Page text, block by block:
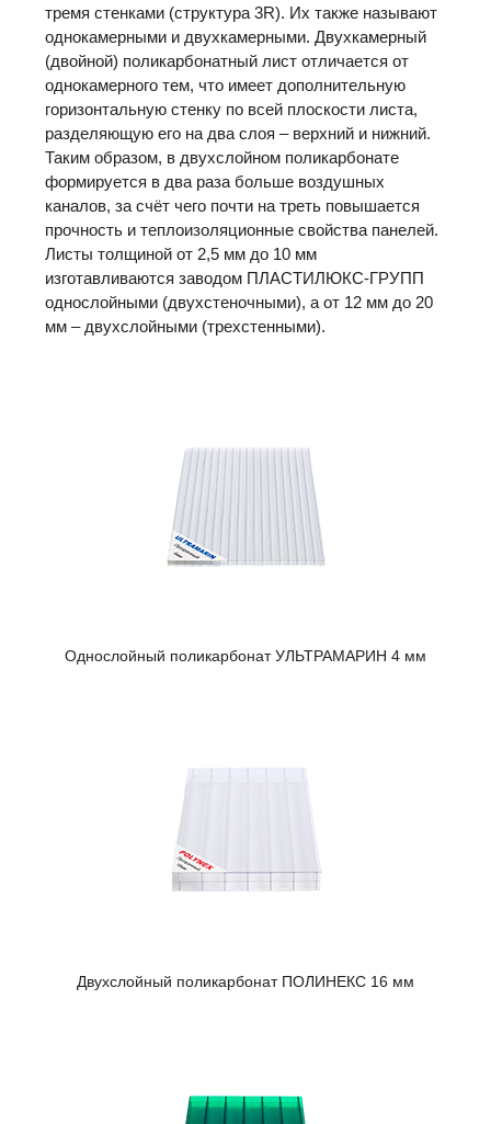
тремя стенками (структура 3R). Их также называют
однокамерными и двухкамерными. Двухкамерный
(двойной) поликарбонатный лист отличается от
однокамерного тем, что имеет дополнительную
горизонтальную стенку по всей плоскости листа,
разделяющую его на два слоя – верхний и нижний.
Таким образом, в двухслойном поликарбонате
формируется в два раза больше воздушных
каналов, за счёт чего почти на треть повышается
прочность и теплоизоляционные свойства панелей.
Листы толщиной от 2,5 мм до 10 мм
изготавливаются заводом ПЛАСТИЛЮКС-ГРУПП
однослойными (двухстеночными), а от 12 мм до 20
мм – двухслойными (трехстенными).
Однослойный поликарбонат УЛЬТРАМАРИН 4 мм
Двухслойный поликарбонат ПОЛИНЕКС 16 мм